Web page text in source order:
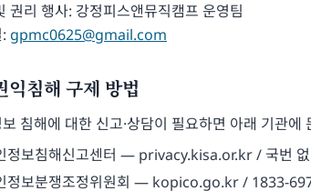
권리 행사: 강정피스앤뮤직캠프 운영팀
gpmc0625@gmail.com
익침해 구제 방법
침해에 대한 신고·상담이 필요하면 아래 기관에
정보침해신고센터 — privacy.kisa.or.kr / 국번
정보분쟁조정위원회 — kopico.go.kr / 1833-